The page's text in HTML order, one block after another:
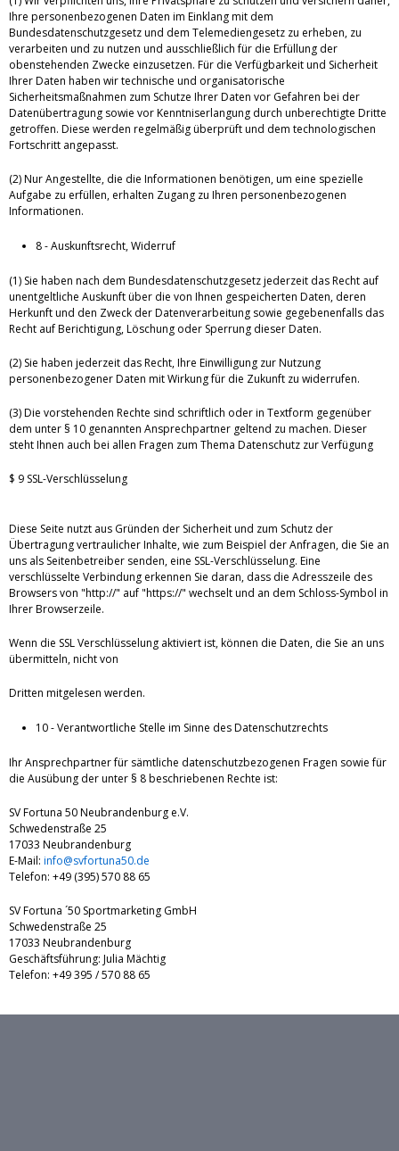
Ihre personenbezogenen Daten im Einklang mit dem
Bundesdatenschutzgesetz und dem Telemediengesetz zu erheben, zu
verarbeiten und zu nutzen und ausschließlich für die Erfüllung der
obenstehenden Zwecke einzusetzen. Für die Verfügbarkeit und Sicherheit
Ihrer Daten haben wir technische und organisatorische
Sicherheitsmaßnahmen zum Schutze Ihrer Daten vor Gefahren bei der
Datenübertragung sowie vor Kenntniserlangung durch unberechtigte Dritte
getroffen. Diese werden regelmäßig überprüft und dem technologischen
Fortschritt angepasst.
(2) Nur Angestellte, die die Informationen benötigen, um eine spezielle
Aufgabe zu erfüllen, erhalten Zugang zu Ihren personenbezogenen
Informationen.
8 - Auskunftsrecht, Widerruf
(1) Sie haben nach dem Bundesdatenschutzgesetz jederzeit das Recht auf
unentgeltliche Auskunft über die von Ihnen gespeicherten Daten, deren
Herkunft und den Zweck der Datenverarbeitung sowie gegebenenfalls das
Recht auf Berichtigung, Löschung oder Sperrung dieser Daten.
(2) Sie haben jederzeit das Recht, Ihre Einwilligung zur Nutzung
personenbezogener Daten mit Wirkung für die Zukunft zu widerrufen.
(3) Die vorstehenden Rechte sind schriftlich oder in Textform gegenüber
dem unter § 10 genannten Ansprechpartner geltend zu machen. Dieser
steht Ihnen auch bei allen Fragen zum Thema Datenschutz zur Verfügung
$ 9 SSL-Verschlüsselung
Diese Seite nutzt aus Gründen der Sicherheit und zum Schutz der
Übertragung vertraulicher Inhalte, wie zum Beispiel der Anfragen, die Sie an
uns als Seitenbetreiber senden, eine SSL-Verschlüsselung. Eine
verschlüsselte Verbindung erkennen Sie daran, dass die Adresszeile des
Browsers von "http://" auf "https://" wechselt und an dem Schloss-Symbol in
Ihrer Browserzeile.
Wenn die SSL Verschlüsselung aktiviert ist, können die Daten, die Sie an uns
übermitteln, nicht von
Dritten mitgelesen werden.
10 - Verantwortliche Stelle im Sinne des Datenschutzrechts
Ihr Ansprechpartner für sämtliche datenschutzbezogenen Fragen sowie für
die Ausübung der unter § 8 beschriebenen Rechte ist:
SV Fortuna 50 Neubrandenburg e.V.
Schwedenstraße 25
17033 Neubrandenburg
E-Mail: info@svfortuna50.de
Telefon: +49 (395) 570 88 65
SV Fortuna ´50 Sportmarketing GmbH
Schwedenstraße 25
17033 Neubrandenburg
Geschäftsführung: Julia Mächtig
Telefon: +49 395 / 570 88 65